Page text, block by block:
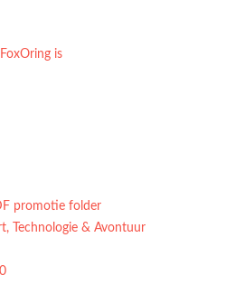
is
promotie folder
Technologie & Avontuur